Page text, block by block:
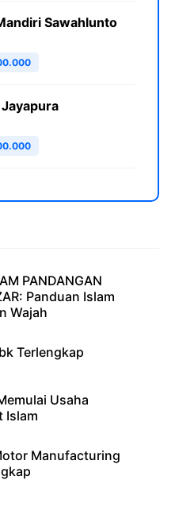
Sawahlunto
PANDANGAN
Panduan Islam
Wajah
Terlengkap
Usaha
Islam
Manufacturing